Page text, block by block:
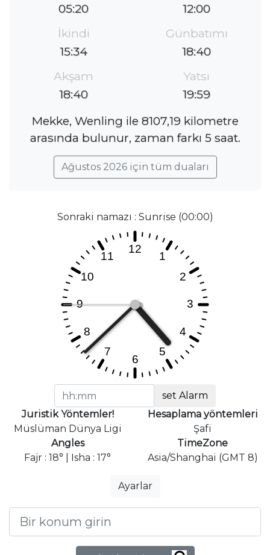
05:20
12:00
İkindi
15:34
Günbatımı
18:40
Akşam
18:40
Yatsı
19:59
Mekke, Wenling ile 8107,19 kilometre
arasında bulunur, zaman farkı 5 saat.
Ağustos 2026 için tüm duaları
Sonraki namazı : Sunrise (00:00)
set Alarm
Juristik Yöntemler!
Müslüman Dünya Ligi
Hesaplama yöntemleri
Şafi
Angles
Fajr : 18° | Isha : 17°
TimeZone
Asia/Shanghai (GMT 8)
Ayarlar